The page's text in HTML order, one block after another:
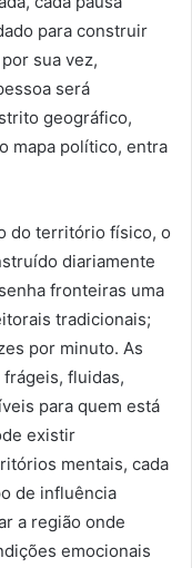
para construir
sua vez,
será
geográfico,
mapa político, entra
do território físico, o
diariamente
fronteiras uma
tradicionais;
por minuto. As
fluidas,
para quem está
existir
mentais, cada
de influência
a região onde
emocionais